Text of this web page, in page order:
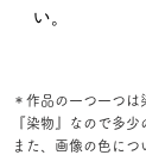
い。
＊作品の一つ一つ
『染物』なので多
また、画像の色に